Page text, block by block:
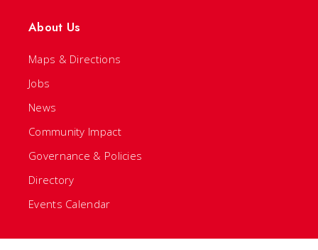
About Us
Maps & Directions
Jobs
News
Community Impact
Governance & Policies
Directory
Events Calendar